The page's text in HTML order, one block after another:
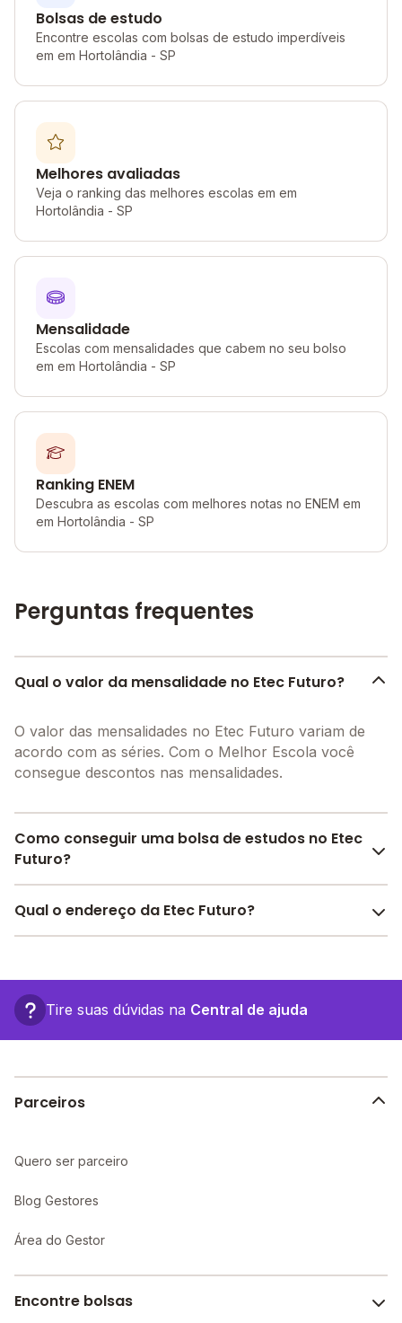
Bolsas de estudo
Encontre escolas com bolsas de estudo imperdíveis
em em Hortolândia - SP
Melhores avaliadas
Veja o ranking das melhores escolas em em
Hortolândia - SP
Mensalidade
Escolas com mensalidades que cabem no seu bolso
em em Hortolândia - SP
Ranking ENEM
Descubra as escolas com melhores notas no ENEM em
em Hortolândia - SP
Perguntas frequentes
Qual o valor da mensalidade no Etec Futuro?
O valor das mensalidades no Etec Futuro variam de
acordo com as séries. Com o Melhor Escola você
consegue descontos nas mensalidades.
Como conseguir uma bolsa de estudos no Etec
Futuro?
Pesquise bolsas disponíveis no Melhor Escola e
Qual o endereço da Etec Futuro?
Tire suas dúvidas na Central de ajuda
Parceiros
Quero ser parceiro
Blog Gestores
Área do Gestor
Encontre bolsas